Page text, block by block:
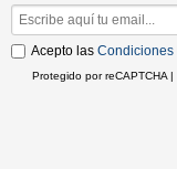
Acepto las Condiciones
Protegido por reCAPTCHA |